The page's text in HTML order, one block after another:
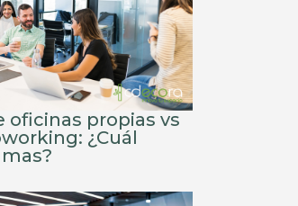
oficinas propias vs
¿Cuál